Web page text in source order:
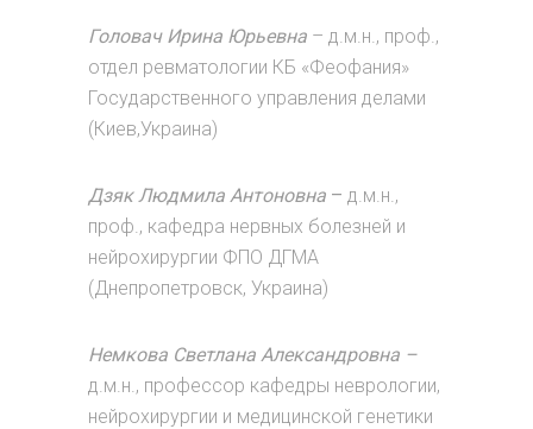
Головач Ирина Юрьевна – д.м.н., проф.,
отдел ревматологии КБ «Феофания»
Государственного управления делами
(Киев,Украина)
Дзяк Людмила Антоновна – д.м.н.,
проф., кафедра нервных болезней и
нейрохирургии ФПО ДГМА
(Днепропетровск, Украина)
Немкова Светлана Александровна –
д.м.н., профессор кафедры неврологии,
нейрохирургии и медицинской генетики